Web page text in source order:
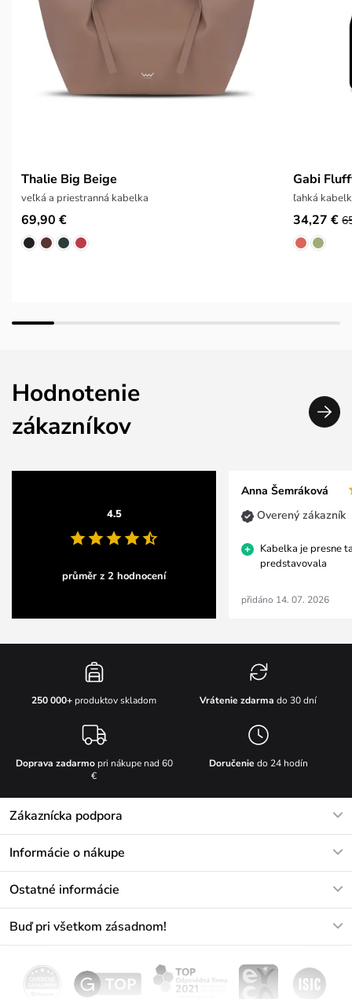
Thalie Big Beige
veľká a priestranná kabelka
69,90 €
Gabi
ľahká
34,27 €
Hodnotenie
zákazníkov
4.5
průměr z 2 hodnocení
Anna Šemráková
Overený zákazník
Kabelka je presne
predstavovala
přidáno 14. 07. 2026
250 000+ produktov skladom Vrátenie zdarma do 30 dní
Doprava zadarmopri nákupe nad 60
€
Doručenie do 24 hodín
Zákaznícka podpora
info@vuch.sk
Informácie o nákupe
Materiály a údržba
Vrátenie a reklamácia
Ostatné informácie
Darčekové poukazy
Buď pri všetkom zásadnom!
Odoberať